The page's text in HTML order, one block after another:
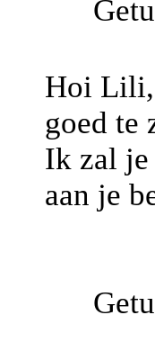
Hoi Lili,
goed te
Ik zal je
aan je